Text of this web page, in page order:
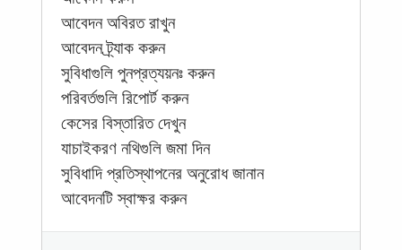
আবেদন অবিরত রাখুন
আবেদন ট্র্যাক করুন
সুবিধাগুলি পুনপ্রত্যয়নঃ করুন
পরিবর্তগুলি রিপোর্ট করুন
কেসের বিস্তারিত দেখুন
যাচাইকরণ নথিগুলি জমা দিন
সুবিধাদি প্রতিস্থাপনের অনুরোধ জানান
আবেদনটি স্বাক্ষর করুন